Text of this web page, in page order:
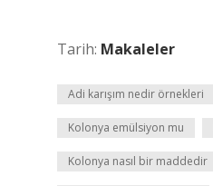
Tarih: Makaleler
Adi karışım nedir örnekleri
Kolonya emülsiyon mu
Kolonya nasıl bir maddedir